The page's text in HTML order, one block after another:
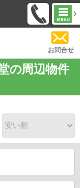
お問合せ
の周辺物件